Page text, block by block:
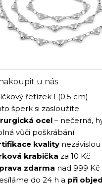
u nás
řetízek I (0.5 cm)
šperk si zasloužíte
ocel – nečerná,
vůči poškrábání
kvality
krabička za 10 Kč
zdarma nad 999 Kč
do 24 h a při